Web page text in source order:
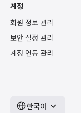
계정
회원 정보 관리
보안 설정 관리
계정 연동 관리
한국어